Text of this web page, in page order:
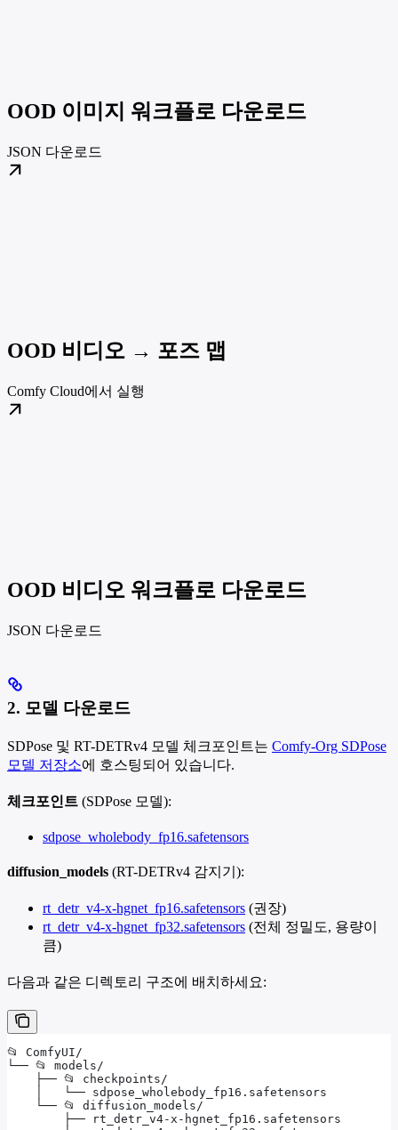
OOD 이미지 워크플로 다운로드
JSON 다운로드
OOD 비디오 → 포즈 맵
Comfy Cloud에서 실행
OOD 비디오 워크플로 다운로드
JSON 다운로드
2. 모델 다운로드
SDPose 및 RT-DETRv4 모델 체크포인트는 Comfy-Org SDPose
모델 저장소에 호스팅되어 있습니다.
체크포인트 (SDPose 모델):
sdpose_wholebody_fp16.safetensors
diffusion_models (RT-DETRv4 감지기):
rt_detr_v4-x-hgnet_fp16.safetensors (권장)
rt_detr_v4-x-hgnet_fp32.safetensors (전체 정밀도, 용량이
큼)
다음과 같은 디렉토리 구조에 배치하세요:
📂 ComfyUI/
└── 📂 models/
    ├── 📂 checkpoints/
    │   └── sdpose_wholebody_fp16.safetensors
    └── 📂 diffusion_models/
        ├── rt_detr_v4-x-hgnet_fp16.safetensors